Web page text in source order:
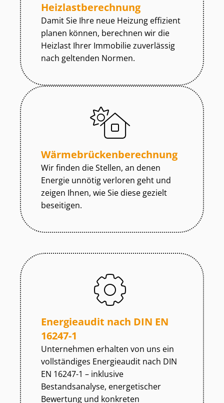
Heiz­last­be­rech­nung
Damit Sie Ihre neue Heizung effizient
planen können, berechnen wir die
Heizlast Ihrer Immobilie zuverlässig
nach geltenden Normen.
Wär­me­brü­cken­be­rech­nung
Wir finden die Stellen, an denen
Energie unnötig verloren geht und
zeigen Ihnen, wie Sie diese gezielt
beseitigen.
Energieaudit nach DIN EN
16247-1
Unternehmen erhalten von uns ein
vollständiges Energieaudit nach DIN
EN 16247-1 – inklusive
Bestandsanalyse, energetischer
Bewertung und konkreten